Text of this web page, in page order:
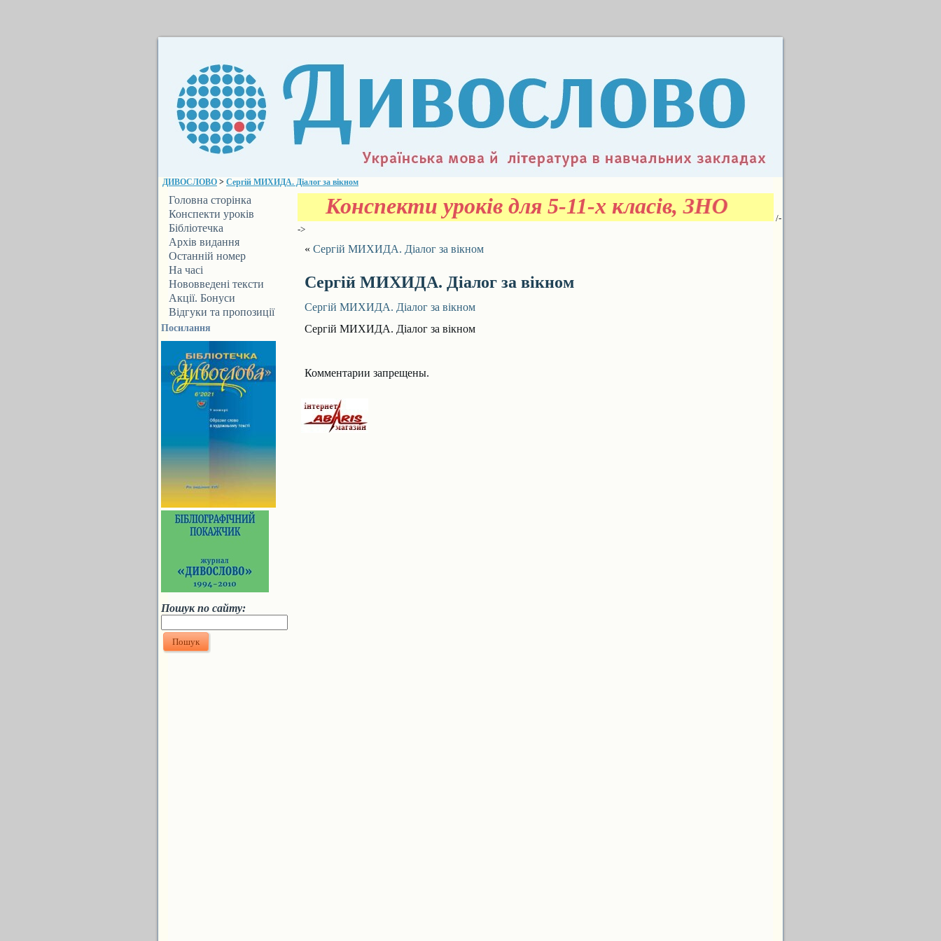
ДИВОСЛОВО > Сергій МИХИДА. Діалог за вікном
Головна сторінка
Конспекти уроків
Бібліотечка
ДИВОСЛОВА
Архів видання
Останній номер
На часі
Нововведені тексти
Акції. Бонуси
Відгуки та пропозиції
Посилання
Пошук по сайту:
Конспекти уроків для 5-11-х класів, ЗНО
/-
->
« Сергій МИХИДА. Діалог за вікном
Сергій МИХИДА. Діалог за вікном
Сергій МИХИДА. Діалог за вікном
Сергій МИХИДА. Діалог за вікном
Комментарии запрещены.